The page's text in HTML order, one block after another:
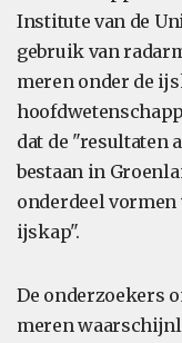
Institute van de
gebruik van
meren onder de
dat de "resultaten
bestaan in
onderdeel vormen
ijskap".
De onderzoekers
meren